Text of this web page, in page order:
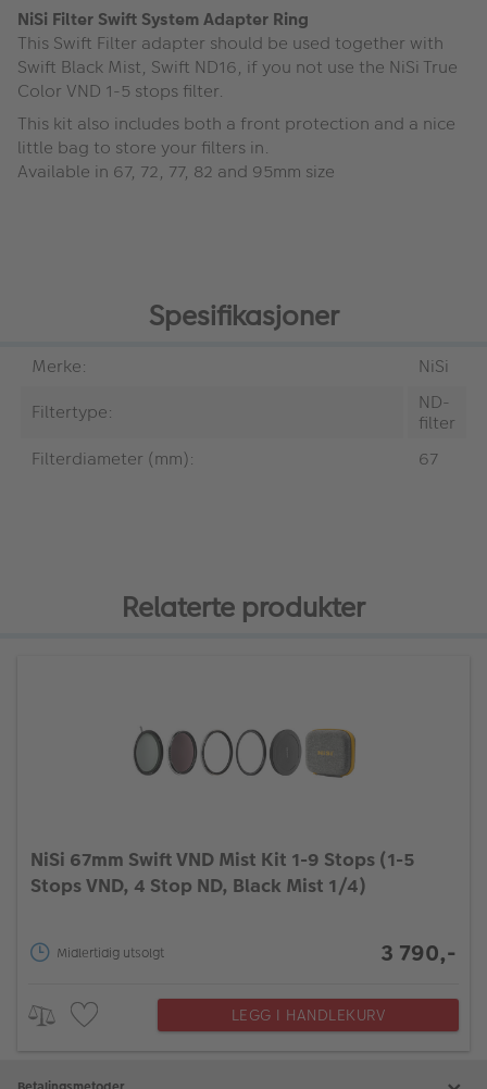
NiSi Filter Swift System Adapter Ring
This Swift Filter adapter should be used together with
Swift Black Mist, Swift ND16, if you not use the NiSi True
Color VND 1-5 stops filter.
This kit also includes both a front protection and a nice
little bag to store your filters in.
Available in 67, 72, 77, 82 and 95mm size
Spesifikasjoner
Merke:
NiSi
Filtertype:
ND-
filter
Filterdiameter (mm):
67
Relaterte produkter
NiSi 67mm Swift VND Mist Kit 1-9 Stops (1-5
Stops VND, 4 Stop ND, Black Mist 1/4)
Midlertidig utsolgt 3 790,-
LEGG I HANDLEKURV